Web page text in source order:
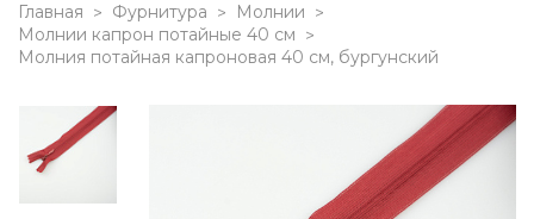
Главная > Фурнитура > Молнии >
Молнии капрон потайные 40 см >
молния потайная капроновая 40 см, бургунский